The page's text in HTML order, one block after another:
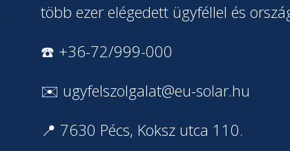
több ezer elégedett ügyféllel és
☎️ +36-72/999-000
✉️ ugyfelszolgalat@eu-solar.hu
📍 7630 Pécs, Koksz utca 110.